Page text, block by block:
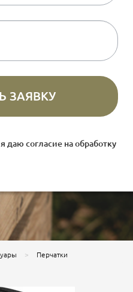
даю согласие наобработку
Перчатки